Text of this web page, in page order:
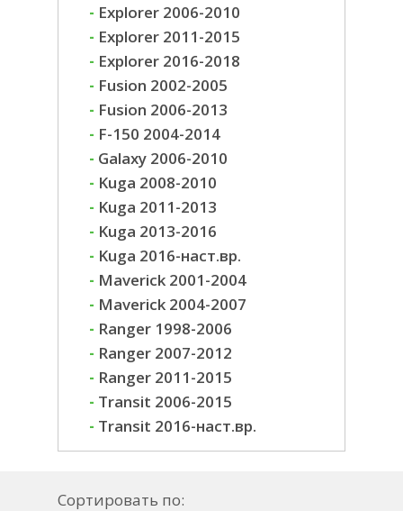
- Explorer 2006-2010
- Explorer 2011-2015
- Explorer 2016-2018
- Fusion 2002-2005
- Fusion 2006-2013
- F-150 2004-2014
- Galaxy 2006-2010
- Kuga 2008-2010
- Kuga 2011-2013
- Kuga 2013-2016
- Kuga 2016-наст.вр.
- Maverick 2001-2004
- Maverick 2004-2007
- Ranger 1998-2006
- Ranger 2007-2012
- Ranger 2011-2015
- Transit 2006-2015
- Transit 2016-наст.вр.
Сортировать по: